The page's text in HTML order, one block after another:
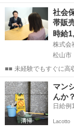
なので、すぐに高収入!!
なんてキャリアアップも目指せます!! ■■
録!! ■■...
愛媛 松山市 店
社会
帯販
時給
株式会
松山市
■■ 未経験でもすぐに高
なので、すぐに高収入!!
なんてキャリアアップも目指せます!! ■■ 来
録!! ■■...
愛媛 松山市
マン
んか
Lacotto